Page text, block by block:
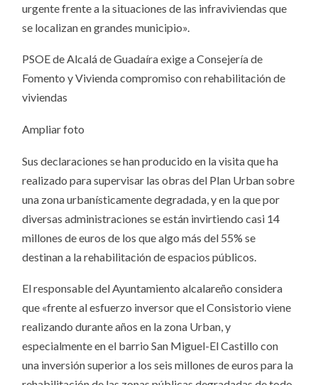
urgente frente a la situaciones de las infraviviendas que
se localizan en grandes municipio».
PSOE de Alcalá de Guadaíra exige a Consejería de
Fomento y Vivienda compromiso con rehabilitación de
viviendas
Ampliar foto
Sus declaraciones se han producido en la visita que ha
realizado para supervisar las obras del Plan Urban sobre
una zona urbanísticamente degradada, y en la que por
diversas administraciones se están invirtiendo casi 14
millones de euros de los que algo más del 55% se
destinan a la rehabilitación de espacios públicos.
El responsable del Ayuntamiento alcalareño considera
que «frente al esfuerzo inversor que el Consistorio viene
realizando durante años en la zona Urban, y
especialmente en el barrio San Miguel-El Castillo con
una inversión superior a los seis millones de euros para la